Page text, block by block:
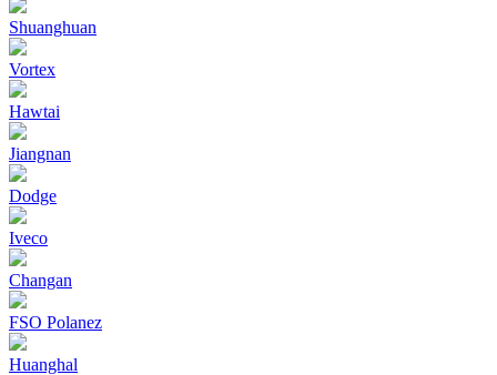
Shuanghuan
Vortex
Hawtai
Jiangnan
Dodge
Iveco
Changan
FSO Polanez
Huanghal